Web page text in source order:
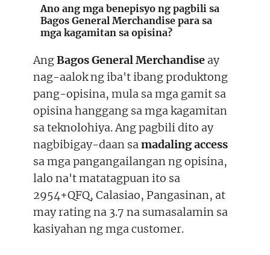
Ano ang mga benepisyo ng pagbili sa
Bagos General Merchandise para sa
mga kagamitan sa opisina?
AngBagos General Merchandise ay
nag-aalok ng iba't ibang produktong
pang-opisina, mula sa mga gamit sa
opisina hanggang sa mga kagamitan
sa teknolohiya. Ang pagbili dito ay
nagbibigay-daan samadaling access
sa mga pangangailangan ng opisina,
lalo na't matatagpuan ito sa
2954+QFQ, Calasiao, Pangasinan, at
may rating na 3.7 na sumasalamin sa
kasiyahan ng mga customer.